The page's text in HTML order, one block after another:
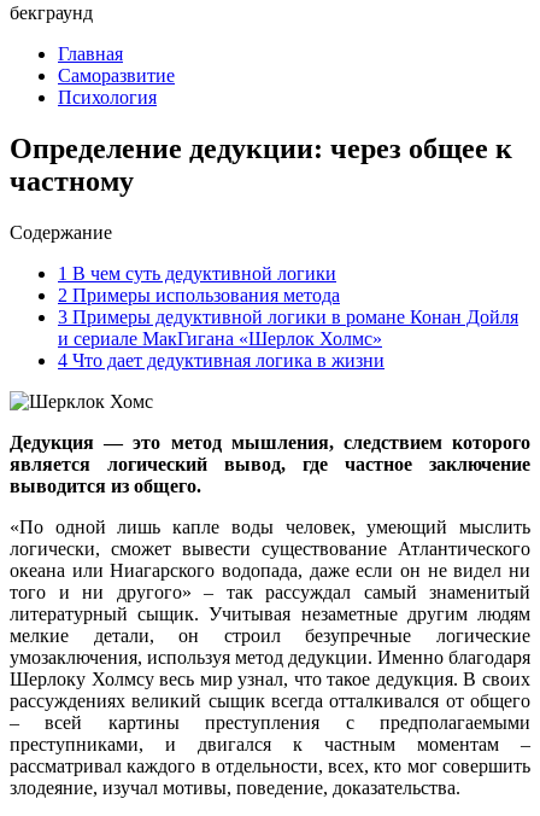
бекграунд
Главная
Саморазвитие
Психология
Определение дедукции: через общее к
частному
Содержание
1 В чем суть дедуктивной логики
2 Примеры использования метода
3 Примеры дедуктивной логики в романе Конан Дойля
и сериале МакГигана «Шерлок Холмс»
4 Что дает дедуктивная логика в жизни
Дедукция — это метод мышления, следствием которого
является логический вывод, где частное заключение
выводится из общего.
«По одной лишь капле воды человек, умеющий мыслить
логически, сможет вывести существование Атлантического
океана или Ниагарского водопада, даже если он не видел ни
того и ни другого» – так рассуждал самый знаменитый
литературный сыщик. Учитывая незаметные другим людям
мелкие детали, он строил безупречные логические
умозаключения, используя метод дедукции. Именно благодаря
Шерлоку Холмсу весь мир узнал, что такое дедукция. В своих
рассуждениях великий сыщик всегда отталкивался от общего
– всей картины преступления с предполагаемыми
преступниками, и двигался к частным моментам –
рассматривал каждого в отдельности, всех, кто мог совершить
злодеяние, изучал мотивы, поведение, доказательства.